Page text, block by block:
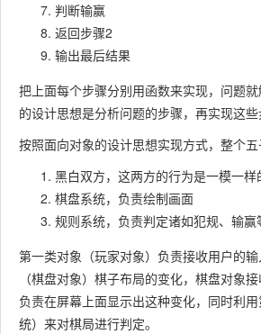
判断输赢
返回步骤2
输出最后结果
把上面每个步骤分别用函数来实现，问题
的设计思想是分析问题的步骤，再实现这些
按照面向对象的设计思想实现方式，整个五
黑白双方，这两方的行为是一模一样
棋盘系统，负责绘制画面
规则系统，负责判定诸如犯规、输赢
第一类对象（玩家对象）负责接收用户的
（棋盘对象）棋子布局的变化，棋盘对象
负责在屏幕上面显示出这种变化，同时利
统）来对棋局进行判定。